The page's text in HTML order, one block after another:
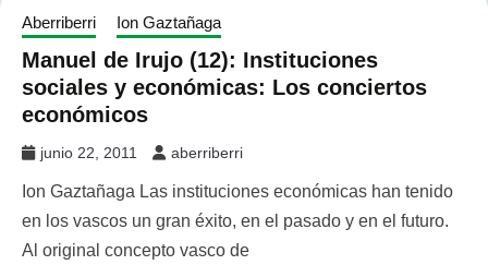
Aberriberri Ion Gaztañaga
Manuel de Irujo (12): Instituciones
sociales y económicas: Los conciertos
económicos
junio 22, 2011 aberriberri
Ion Gaztañaga Las instituciones económicas han tenido
en los vascos un gran éxito, en el pasado y en el futuro.
Al original concepto vasco de